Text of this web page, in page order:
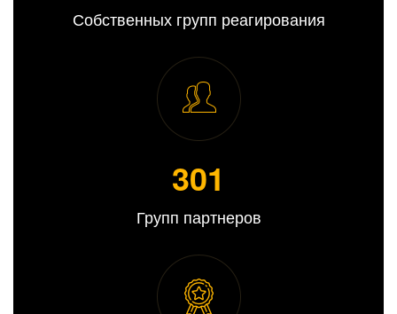
Собственных групп реагирования
308
Групп партнеров